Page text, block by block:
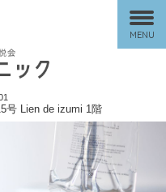
号 Lien de izumi 1階
MENU